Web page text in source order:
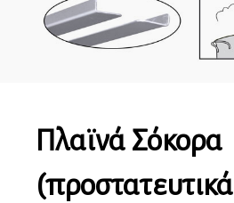
Πλαϊνά Σόκορα
(προστατευτικά